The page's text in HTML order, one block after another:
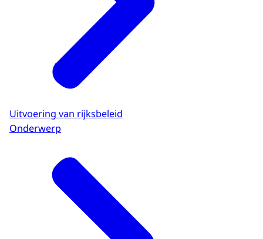
Uitvoering van rijksbeleid
Onderwerp